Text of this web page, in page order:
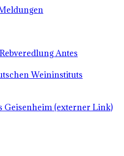
Antes
Weininstituts
Geisenheim (externer Link)